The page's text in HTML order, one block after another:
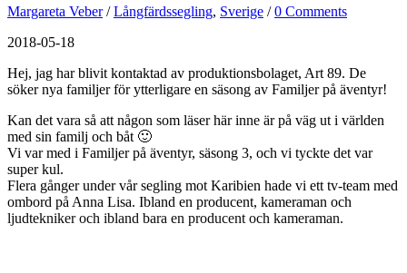
Margareta Veber / Långfärdssegling, Sverige / 0 Comments
2018-05-18
Hej, jag har blivit kontaktad av produktionsbolaget, Art 89. De
söker nya familjer för ytterligare en säsong av Familjer på äventyr!
Kan det vara så att någon som läser här inne är på väg ut i världen
med sin familj och båt 🙂
Vi var med i Familjer på äventyr, säsong 3, och vi tyckte det var
super kul.
Flera gånger under vår segling mot Karibien hade vi ett tv-team med
ombord på Anna Lisa. Ibland en producent, kameraman och
ljudtekniker och ibland bara en producent och kameraman.